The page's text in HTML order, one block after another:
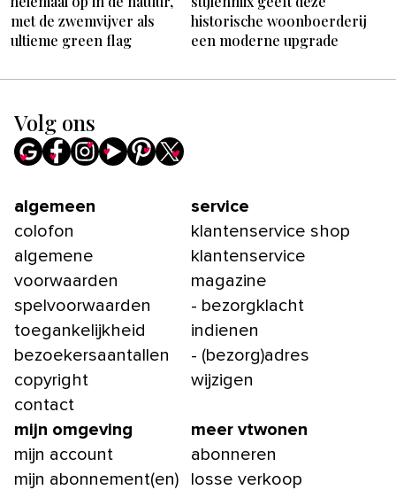
met de zwemvijver als
ultieme green flag
historische woonboerderij
een moderne upgrade
Volg ons
algemeen
colofon
algemene
voorwaarden
spelvoorwaarden
toegankelijkheid
bezoekersaantallen
copyright
contact
service
klantenservice shop
klantenservice
magazine
- bezorgklacht
indienen
- (bezorg)adres
wijzigen
mijn omgeving
mijn account
mijn abonnement(en)
meer vtwonen
abonneren
losse verkoop